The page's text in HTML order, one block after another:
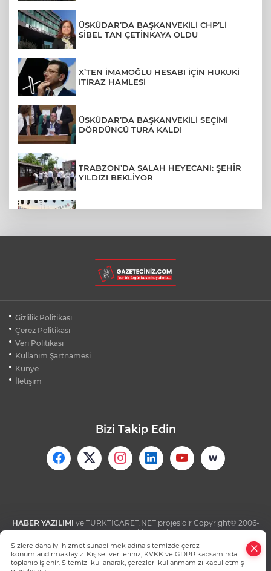
ÜSKÜDAR’DA BAŞKANVEKİLİ CHP’Lİ
SİBEL TAN ÇETİNKAYA OLDU
X’TEN İMAMOĞLU HESABI İÇİN HUKUKİ
İTİRAZ HAMLESİ
ÜSKÜDAR’DA BAŞKANVEKİLİ SEÇİMİ
DÖRDÜNCÜ TURA KALDI
TRABZON’DA SALAH HEYECANI: ŞEHİR
YILDIZI BEKLİYOR
LGS YERLEŞTİRME SONUÇLARI
AÇIKLANDI! İŞTE TÜM TARİHLER
BURSA FESTİVALİ'NDE MUHTEŞEM
Gizlilik Politikası
Çerez Politikası
Veri Politikası
Kullanım Şartnamesi
Künye
İletişim
Bizi Takip Edin
HABER YAZILIMI ve TURKTICARET.NET projesidir Copyright© 2006-
2026 Tüm hakları saklıdır.
Sizlere daha iyi hizmet sunabilmek adına sitemizde çerez
konumlandırmaktayız. Kişisel verileriniz, KVKK ve GDPR kapsamında
toplanıp işlenir. Sitemizi kullanarak, çerezleri kullanmamızı kabul etmiş